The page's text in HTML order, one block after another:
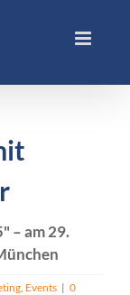
– am 29.
, Events | 0